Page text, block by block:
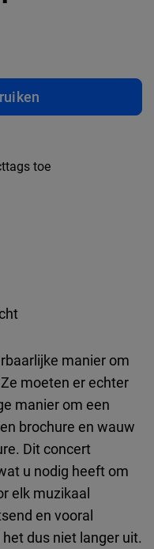
toe
manier om
moeten er echter
manier om een
brochure en wauw
Dit concert
u nodig heeft om
elk muzikaal
en vooral
dus niet langer uit.